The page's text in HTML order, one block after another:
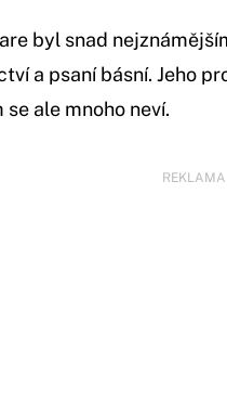
byl snad
a psaní básní. Jeho
ale mnoho neví.
REKLAMA